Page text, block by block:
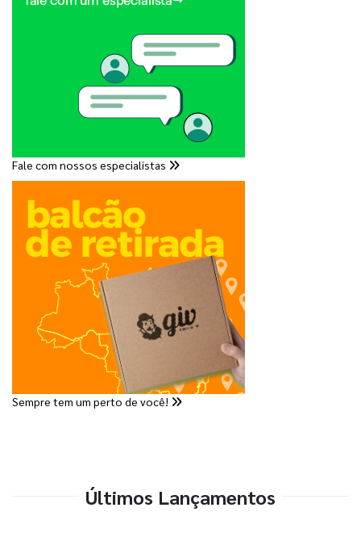
Fale com nossos especialistas
Sempre tem um perto de você!
Últimos Lançamentos